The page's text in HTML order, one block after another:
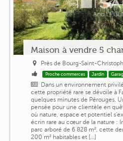
Maison à vendre 5
Près de Bourg-Saint-
Proche commerces Jardin
Dans un environnement
cette propriété rare se dévoile à
quelques minutes de Pérouges.
pensée pour une clientèle en
où nature, espace et potentiel
écrin rare au cœur de la nature :
parc arboré de 6 828 m², cette
200 m² habitables et [...]